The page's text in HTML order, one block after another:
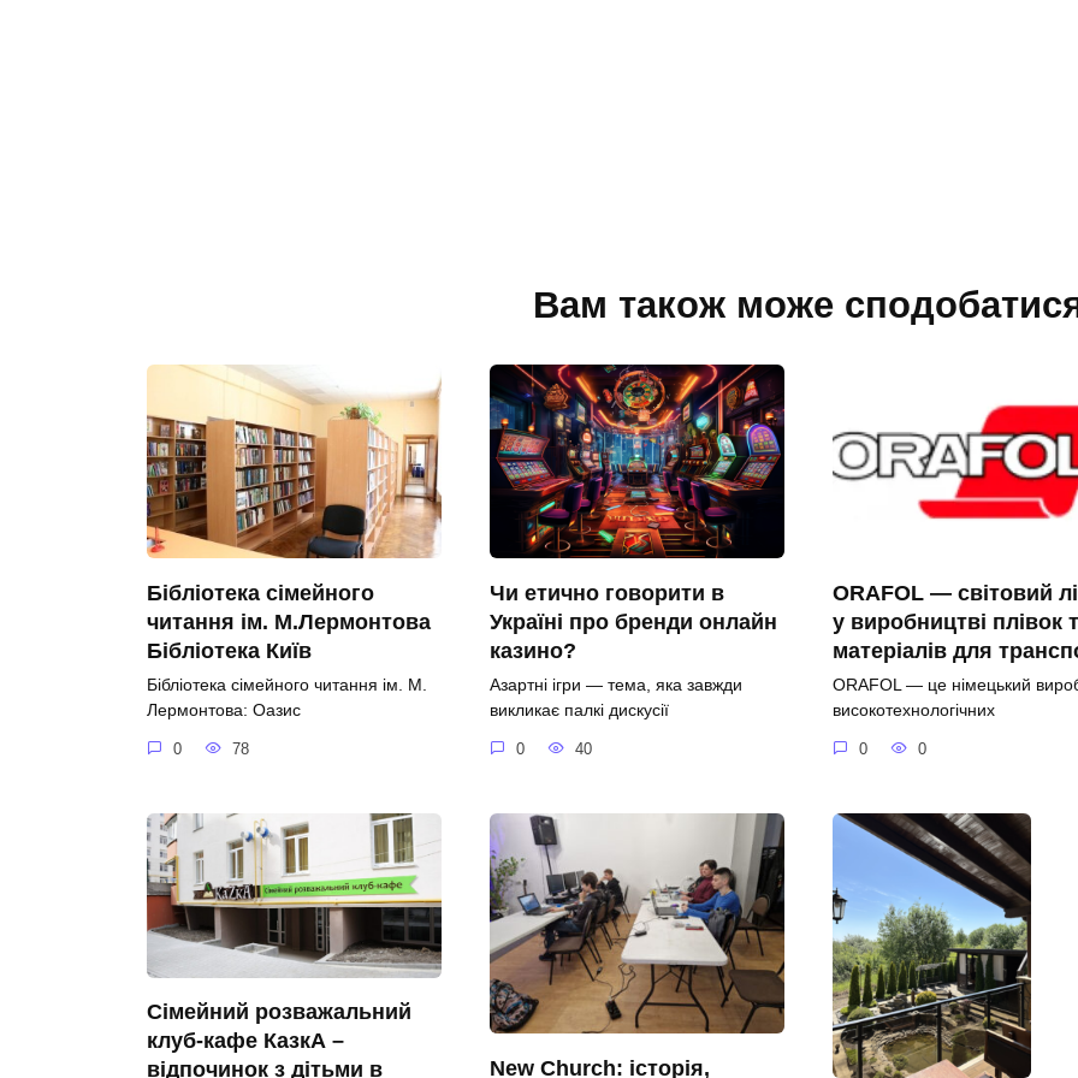
Вам також може
Бібліотека сімейного
читання ім. М.Лермонтова
Бібліотека Київ
Бібліотека сімейного читання ім. М.
Лермонтова: Оазис
0 78
Чи етично говорити в
Україні про бренди онлайн
казино?
Азартні ігри — тема, яка завжди
викликає палкі дискусії
0 40
ORAFOL — світовий
у виробництві плівок
матеріалів для
ORAFOL — це німецький
високотехнологічних
0 0
Сімейний розважальний
клуб-кафе КазкА –
відпочинок з дітьми в
New Church: історія,